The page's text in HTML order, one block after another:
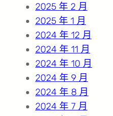
2025 年 2 月
2025 年 1 月
2024 年 12 月
2024 年 11 月
2024 年 10 月
2024 年 9 月
2024 年 8 月
2024 年 7 月